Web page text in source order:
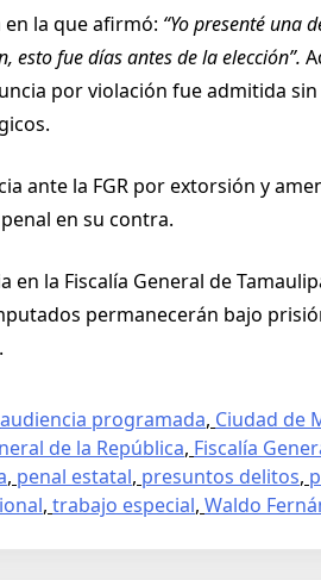
la que afirmó: “Yo presenté una
fue días antes de la elección”.
por violación fue admitida
ante la FGR por extorsión y
en su contra.
la Fiscalía General de
permanecerán bajo
audiencia programada, Ciudad de
de la República, Fiscalía
, penal estatal, presuntos delitos,
, trabajo especial, Waldo